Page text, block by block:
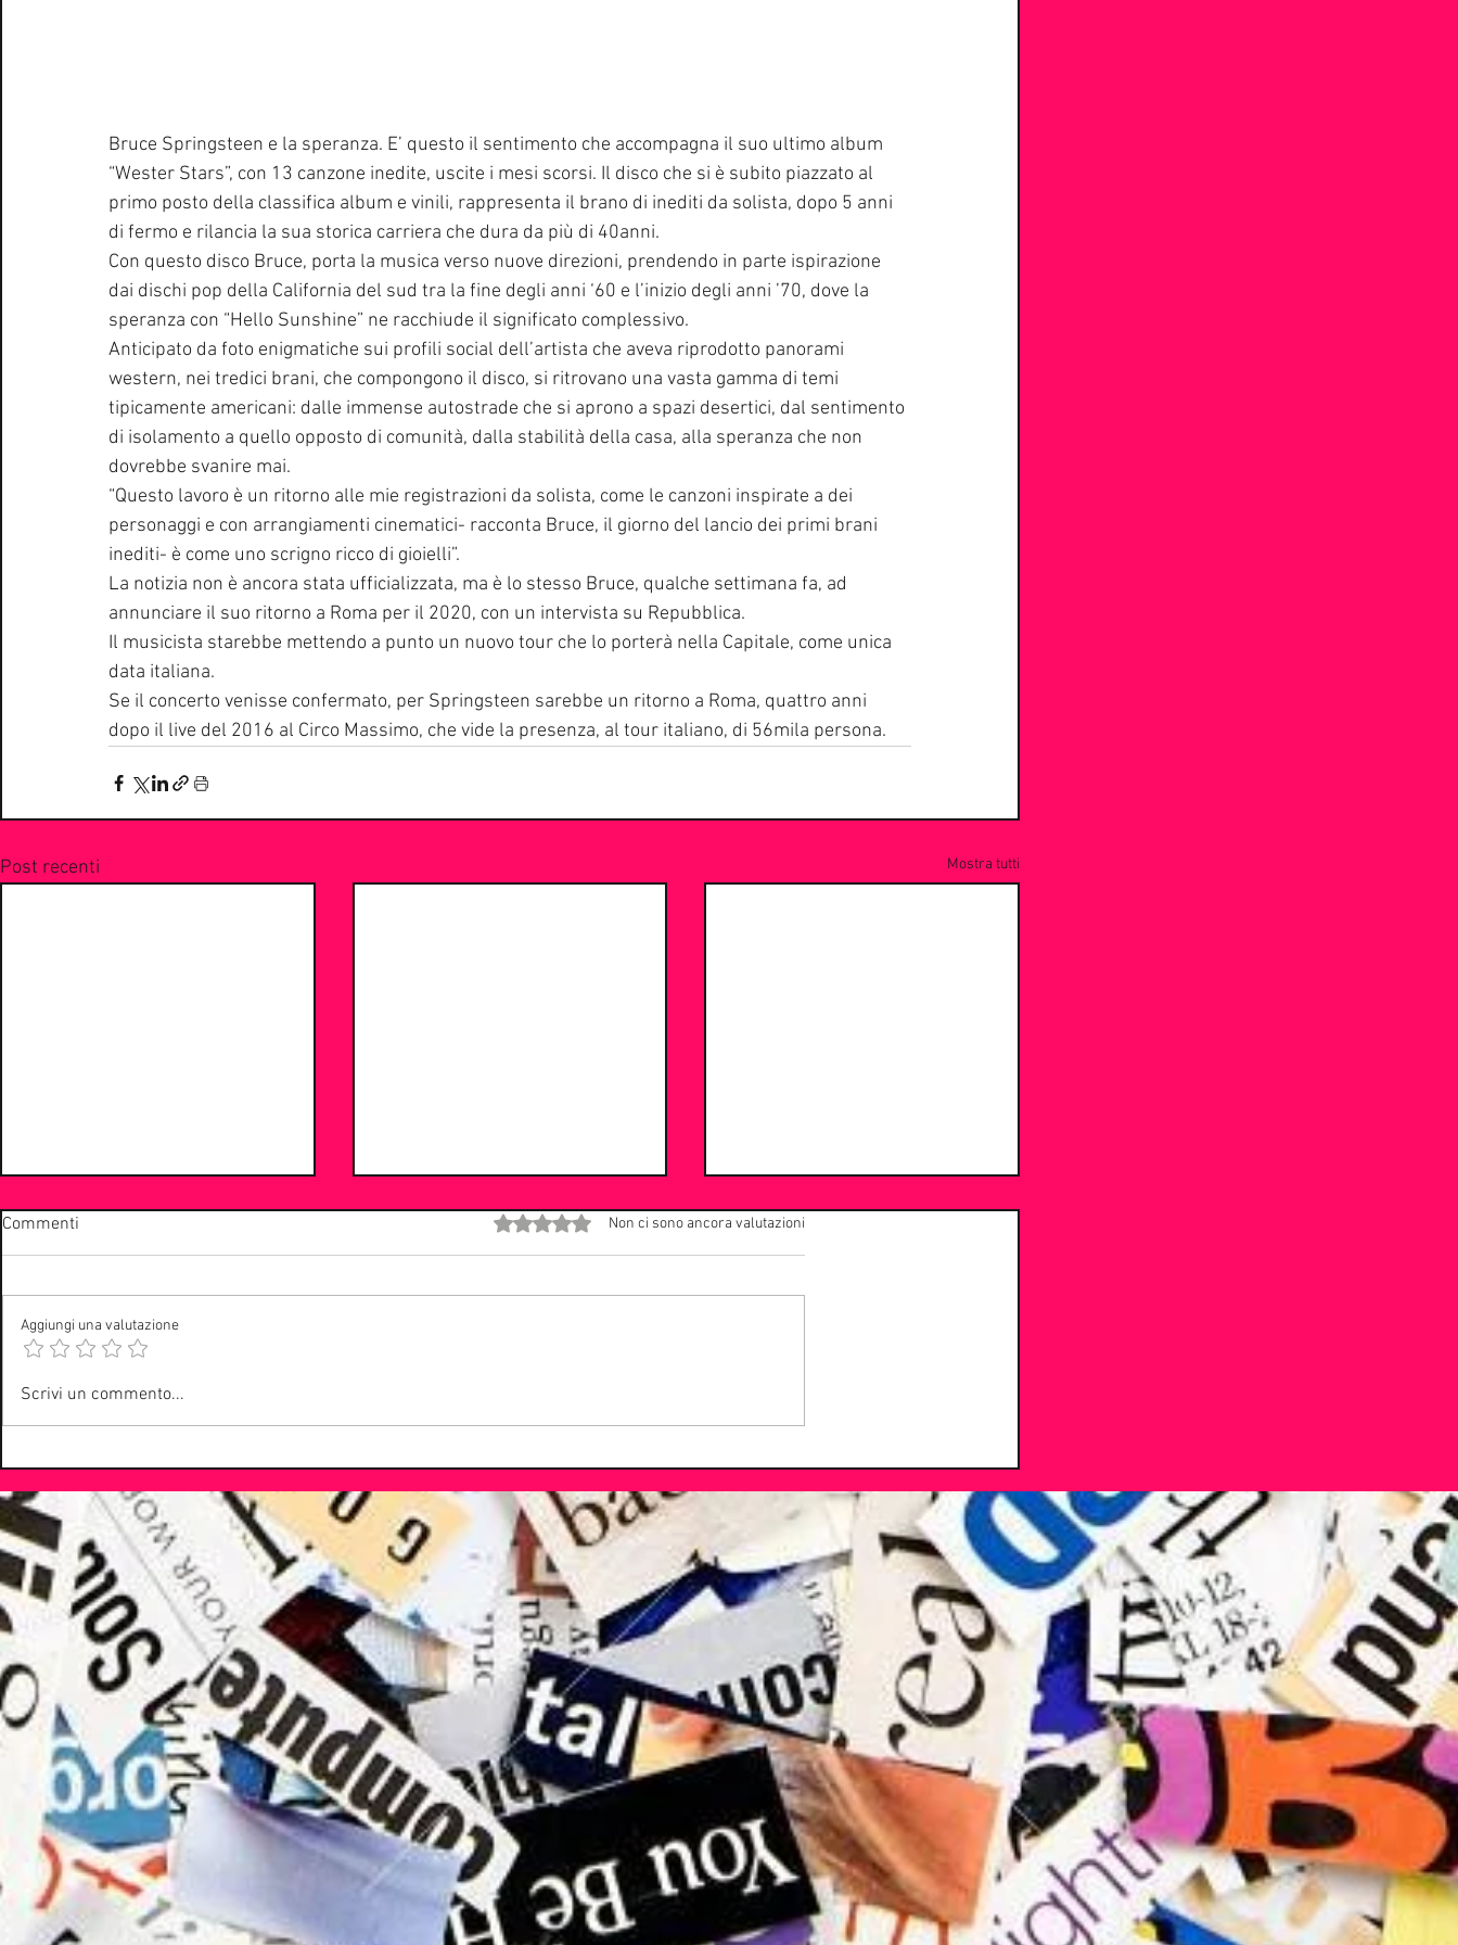
Bruce Springsteen e la speranza. E’ questo il sentimento che accompagna il suo ultimo album
“Wester Stars”, con 13 canzone inedite, uscite i mesi scorsi. Il disco che si è subito piazzato al
primo posto della classifica album e vinili, rappresenta il brano di inediti da solista, dopo 5 anni
di fermo e rilancia la sua storica carriera che dura da più di 40anni.
Con questo disco Bruce, porta la musica verso nuove direzioni, prendendo in parte ispirazione
dai dischi pop della California del sud tra la fine degli anni ‘60 e l’inizio degli anni ’70, dove la
speranza con “Hello Sunshine” ne racchiude il significato complessivo.
Anticipato da foto enigmatiche sui profili social dell’artista che aveva riprodotto panorami
western, nei tredici brani, che compongono il disco, si ritrovano una vasta gamma di temi
tipicamente americani: dalle immense autostrade che si aprono a spazi desertici, dal sentimento
di isolamento a quello opposto di comunità, dalla stabilità della casa, alla speranza che non
dovrebbe svanire mai.
“Questo lavoro è un ritorno alle mie registrazioni da solista, come le canzoni inspirate a dei
personaggi e con arrangiamenti cinematici- racconta Bruce, il giorno del lancio dei primi brani
inediti- è come uno scrigno ricco di gioielli”.
La notizia non è ancora stata ufficializzata, ma è lo stesso Bruce, qualche settimana fa, ad
annunciare il suo ritorno a Roma per il 2020, con un intervista su Repubblica.
Il musicista starebbe mettendo a punto un nuovo tour che lo porterà nella Capitale, come unica
data italiana.
Se il concerto venisse confermato, per Springsteen sarebbe un ritorno a Roma, quattro anni
dopo il live del 2016 al Circo Massimo, che vide la presenza, al tour italiano, di 56mila persona.
Post recenti Mostra tutti
La Community di
nuove band
Commenti Valutazione 0 stelle su 5.Non ci sono ancora valutazioni
Aggiungi una valutazione
Scrivi un commento...